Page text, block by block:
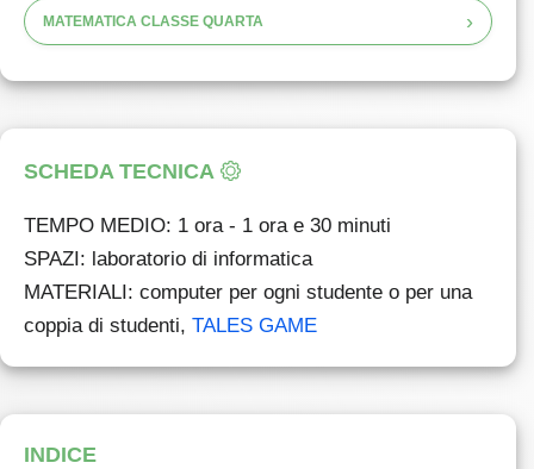
MATEMATICA CLASSE QUARTA ›
SCHEDA TECNICA
TEMPO MEDIO: 1 ora - 1 ora e 30 minuti
SPAZI: laboratorio di informatica
MATERIALI: computer per ogni studente o per una
coppia di studenti, TALES GAME
INDICE